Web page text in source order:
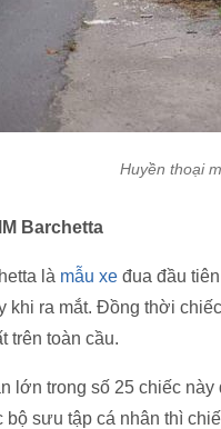
Huyền thoại
Barchetta
là mẫu xe đua đầu
khi ra mắt. Đồng thời
trên toàn cầu.
lớn trong số 25 chiếc
bộ sưu tập cá nhân thì